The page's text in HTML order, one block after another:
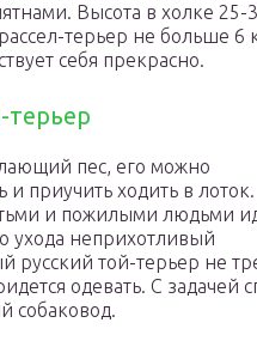
Высота в холке 25-
терьер не больше 6
себя прекрасно.
терьер
пес, его можно
и приучить ходить в лоток.
и пожилыми людьми
ухода неприхотливый
русский той-терьер не
одевать. С задачей
собаковод.